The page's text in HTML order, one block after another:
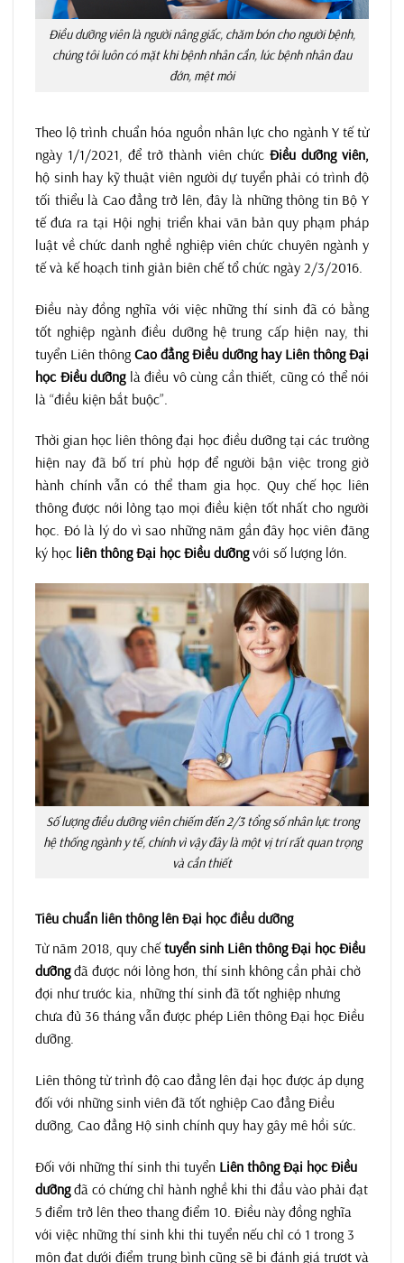
Điều dưỡng viên là người nâng giấc, chăm bón cho người bệnh,
chúng tôi luôn có mặt khi bệnh nhân cần, lúc bệnh nhân đau
đớn, mệt mỏi
Theo lộ trình chuẩn hóa nguồn nhân lực cho ngành Y tế từ
ngày 1/1/2021, để trở thành viên chức Điều dưỡng viên,
hộ sinh hay kỹ thuật viên người dự tuyển phải có trình độ
tối thiểu là Cao đẳng trở lên, đây là những thông tin Bộ Y
tế đưa ra tại Hội nghị triển khai văn bản quy phạm pháp
luật về chức danh nghề nghiệp viên chức chuyên ngành y
tế và kế hoạch tinh giản biên chế tổ chức ngày 2/3/2016.
Điều này đồng nghĩa với việc những thí sinh đã có bằng
tốt nghiệp ngành điều dưỡng hệ trung cấp hiện nay, thi
tuyển Liên thông Cao đẳng Điều dưỡng hay Liên thông Đại
học Điều dưỡnglà điều vô cùng cần thiết, cũng có thể nói
là “điều kiện bắt buộc”.
Thời gian học liên thông đại học điều dưỡng tại các trường
hiện nay đã bố trí phù hợp để người bận việc trong giờ
hành chính vẫn có thể tham gia học. Quy chế học liên
thông được nới lỏng tạo mọi điều kiện tốt nhất cho người
học. Đó là lý do vì sao những năm gần đây học viên đăng
ký học liên thông Đại học Điều dưỡngvới số lượng lớn.
Số lượng điều dưỡng viên chiếm đến 2/3 tổng số nhân lực trong
hệ thống ngành y tế, chính vì vậy đây là một vị trí rất quan trọng
và cần thiết
Tiêu chuẩn liên thông lên Đại học điều dưỡng
Từ năm 2018, quy chếtuyển sinh Liên thông Đại học Điều
dưỡngđã được nới lỏng hơn, thí sinh không cần phải chờ
đợi như trước kia, những thí sinh đã tốt nghiệp nhưng
chưa đủ 36 tháng vẫn được phép Liên thông Đại học Điều
dưỡng.
Liên thông từ trình độ cao đẳng lên đại học được áp dụng
đối với những sinh viên đã tốt nghiệp Cao đẳng Điều
dưỡng, Cao đẳng Hộ sinh chính quy hay gây mê hồi sức.
Đối với những thí sinh thi tuyển Liên thông Đại học Điều
dưỡngđã có chứng chỉ hành nghề khi thi đầu vào phải đạt
5 điểm trở lên theo thang điểm 10. Điều này đồng nghĩa
với việc những thí sinh khi thi tuyển nếu chỉ có 1 trong 3
môn đạt dưới điểm trung bình cũng sẽ bị đánh giá trượt và